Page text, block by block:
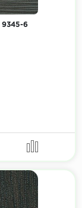
9345-6